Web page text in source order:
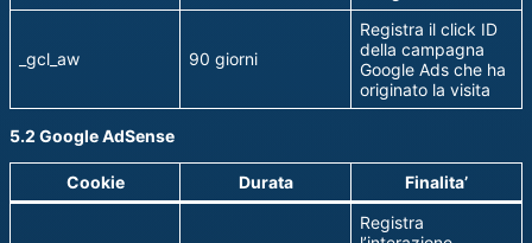
_gcl_aw 90 giorni
Registra il click ID
della campagna
Google Ads che ha
originato la visita
5.2 Google AdSense
Cookie Durata
Finalita’
Registra